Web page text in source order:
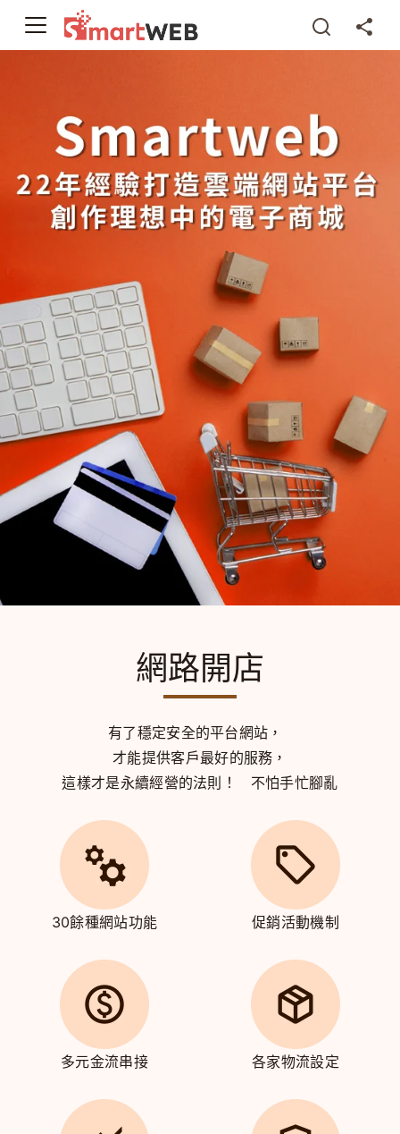
網路開店
有了穩定安全的平台網站，
才能提供客戶最好的服務，
這樣才是永續經營的法則！
不怕手忙腳亂
30餘種網站功能 促銷活動機制
多元金流串接 各家物流設定